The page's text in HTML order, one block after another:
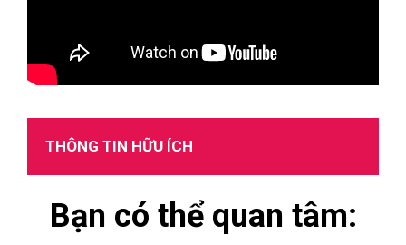
THÔNG TIN HỮU ÍCH
Bạn có thể quan tâm: